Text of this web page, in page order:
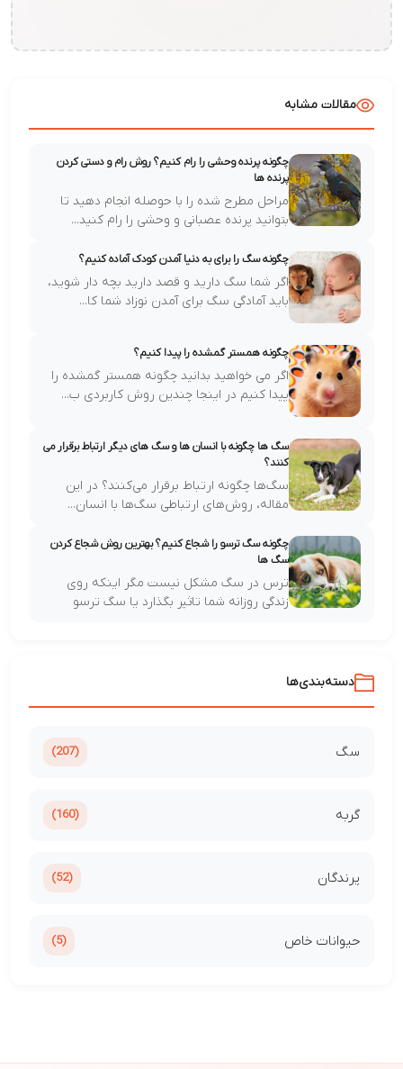
مقالات مشابه
چگونه پرنده وحشی را رام کنیم؟ روش رام و دستی کردن
پرنده ها
مراحل مطرح شده را با حوصله انجام دهید تا
بتوانید پرنده عصبانی و وحشی را رام کنید...
چگونه سگ را برای به دنیا آمدن کودک آماده کنیم؟
اگر شما سگ دارید و قصد دارید بچه دار شوید،
باید آمادگی سگ برای آمدن نوزاد شما کا...
چگونه همستر گمشده را پیدا کنیم؟
اگر می خواهید بدانید چگونه همستر گمشده را
پیدا کنیم در اینجا چندین روش کاربردی ب...
سگ ها چگونه با انسان ها و سگ های دیگر ارتباط برقرار می
کنند؟
سگ‌ها چگونه ارتباط برقرار می‌کنند؟ در این
مقاله، روش‌های ارتباطی سگ‌ها با انسان...
چگونه سگ ترسو را شجاع کنیم؟ بهترین روش شجاع کردن
سگ ها
ترس در سگ مشکل نیست مگر اینکه روی
زندگی روزانه شما تاثیر بگذارد یا سگ ترسو
دسته‌بندی‌ها
سگ (207)
گربه (160)
پرندگان (52)
حیوانات خاص (5)